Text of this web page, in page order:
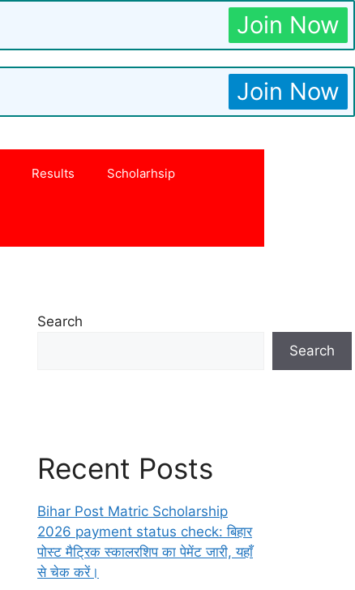
Join Now
Join Now
Results Scholarhsip
Search
Search
Recent Posts
Bihar Post Matric Scholarship
2026 payment status check: बिहार
पोस्ट मैट्रिक स्कालरशिप का पेमेंट जारी, यहाँ
से चेक करें।